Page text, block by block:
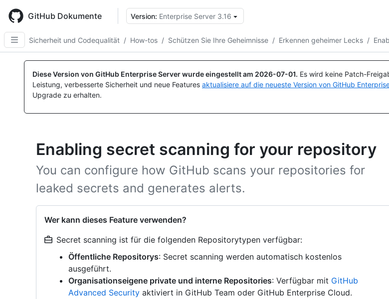
main
content
GitHub Dokumente Version: Enterprise Server 3.16
Sicherheit und Codequalität / How-tos / Schützen Sie Ihre Geheimnisse / Erkennen geheimer Lecks /
Diese Version von GitHub Enterprise Server wurde eingestellt am 2026-07-01. Es wird keine Patch-
Leistung, verbesserte Sicherheit und neue Features aktualisiere auf die neueste Version von GitHub
Upgrade zu erhalten.
Enabling secret scanning for your repository
You can configure how GitHub scans your repositories for
leaked secrets and generates alerts.
Wer kann dieses Feature verwenden?
Secret scanning ist für die folgenden Repositorytypen verfügbar:
Öffentliche Repositorys: Secret scanning werden automatisch kostenlos
ausgeführt.
Organisationseigene private und interne Repositories: Verfügbar mit GitHub
Advanced Security aktiviert in GitHub Team oder GitHub Enterprise Cloud.